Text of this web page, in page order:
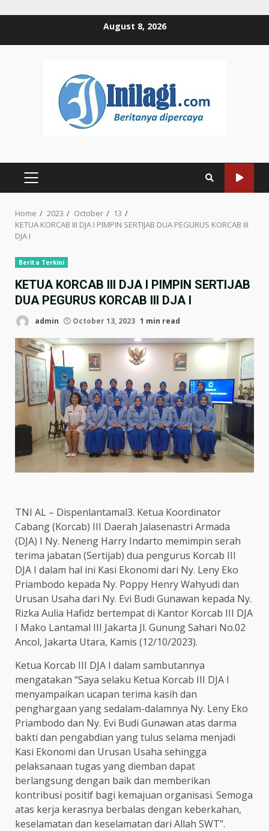
August 8, 2026
PRIMARY
Home 2023 October
13
KETUA KORCAB III DJA I PIMPIN SERTIJAB DUA PEGURUS KORCAB III
DJA I
Berita Terkini
KETUA KORCAB III DJA I PIMPIN SERTIJAB
DUA PEGURUS KORCAB III DJA I
admin October 13, 2023 1 min read
TNI AL – Dispenlantamal3. Ketua Koordinator
Cabang (Korcab) III Daerah Jalasenastri Armada
(DJA) I Ny. Neneng Harry Indarto memimpin serah
terima jabatan (Sertijab) dua pengurus Korcab III
DJA I dalam hal ini Kasi Ekonomi dari Ny. Leny Eko
Priambodo kepada Ny. Poppy Henry Wahyudi dan
Urusan Usaha dari Ny. Evi Budi Gunawan kepada Ny.
Rizka Aulia Hafidz bertempat di Kantor Korcab III DJA
I Mako Lantamal III Jakarta Jl. Gunung Sahari No.02
Ancol, Jakarta Utara, Kamis (12/10/2023).
Ketua Korcab III DJA I dalam sambutannya
mengatakan “Saya selaku Ketua Korcab III DJA I
menyampaikan ucapan terima kasih dan
penghargaan yang sedalam-dalamnya Ny. Leny Eko
Priambodo dan Ny. Evi Budi Gunawan atas darma
bakti dan pengabdian yang tulus selama menjadi
Kasi Ekonomi dan Urusan Usaha sehingga
pelaksanaan tugas yang diemban dapat
berlangsung dengan baik dan memberikan
kontribusi positif bagi kemajuan organisasi. Semoga
atas kerja kerasnya berbalas dengan keberkahan,
keselamatan dan keselamatan dari Allah SWT”.